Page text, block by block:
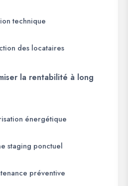
technique
des locataires
la rentabilité à long
énergétique
staging ponctuel
préventive